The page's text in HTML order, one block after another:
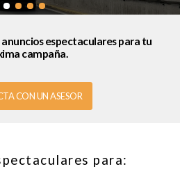
espectaculares para tu
campaña.
CON UN ASESOR
para: